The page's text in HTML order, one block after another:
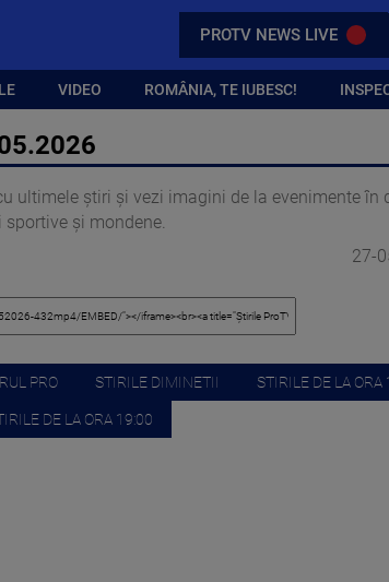
PROTV NEWS LIVE
VIDEO ROMÂNIA, TE IUBESC!
ultimele știri și vezi imagini de la evenimente în
și mondene.
27-
PRO STIRILE DIMINETII STIRILE DE LA ORA
DE LA ORA 19:00